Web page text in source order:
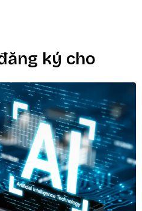
ký cho